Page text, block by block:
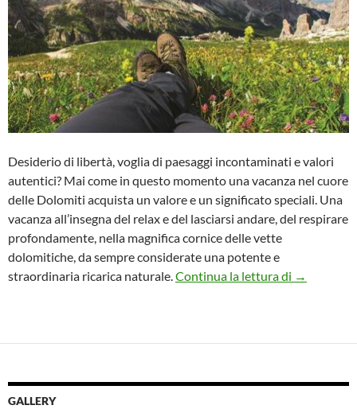
Desiderio di libertà, voglia di paesaggi incontaminati e valori
autentici? Mai come in questo momento una vacanza nel cuore
delle Dolomiti acquista un valore e un significato speciali. Una
vacanza all’insegna del relax e del lasciarsi andare, del respirare
profondamente, nella magnifica cornice delle vette
dolomitiche, da sempre considerate una potente e
straordinaria ricarica naturale. Continua la lettura di Al Posta
→
GALLERY